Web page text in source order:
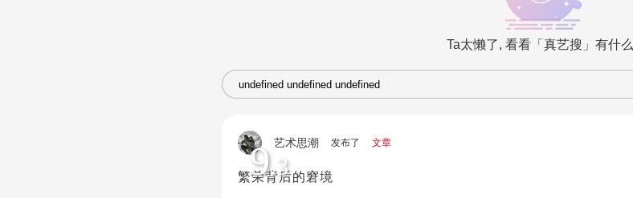
Ta太懒了, 看看「真艺搜」有什么
艺术思潮 发布了 文章
繁荣背后的窘境
9.3